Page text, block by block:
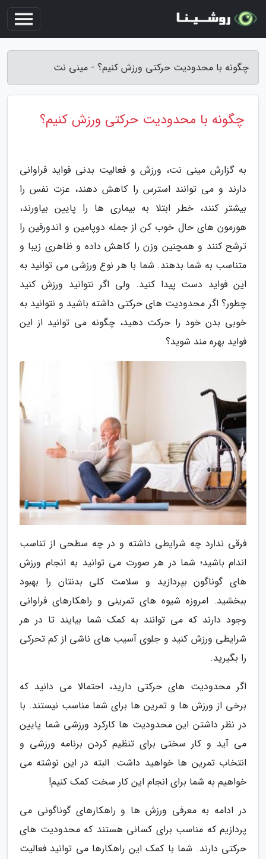
چگونه با محدودیت حرکتی ورزش کنیم؟ - مینی نت
چگونه با محدودیت حرکتی ورزش کنیم؟
به گزارش مینی نت، ورزش و فعالیت بدنی فواید فراوانی
دارند و می توانند استرس را کاهش دهند، عزت نفس را
بیشتر کنند، خطر ابتلا به بیماری ها را پایین بیاورند،
هورمون های حال خوب کن از جمله دوپامین و اندورفین را
ترشح کنند و همچنین وزن را کاهش داده و ظاهری زیبا و
متناسب به شما بدهند. شما با هر نوع ورزشی می توانید به
این فواید دست پیدا کنید. ولی اگر نتوانید ورزش کنید
چطور؟ اگر محدودیت های حرکتی داشته باشید و نتوانید به
خوبی بدن خود را حرکت دهید، چگونه می توانید از این
فواید بهره مند شوید؟
فرقی ندارد چه شرایطی داشته و در چه سطحی از تناسب
اندام باشید؛ شما در هر صورت می توانید به انجام ورزش
های گوناگون بپردازید و سلامت کلی بدنتان را بهبود
ببخشید. امروزه شیوه های تمرینی و راهکارهای فراوانی
وجود دارند که می توانند به کمک شما بیایند تا در هر
شرایطی ورزش کنید و جلوی آسیب های ناشی از کم تحرکی
را بگیرید.
اگر محدودیت های حرکتی دارید، احتمالا می دانید که
برخی از ورزش ها و تمرین ها برای شما مناسب نیستند. با
در نظر داشتن این محدودیت ها کارکرد ورزشی شما پایین
می آید و کار سختی برای تنظیم کردن برنامه ورزشی و
انتخاب تمرین ها خواهید داشت. البته در این نوشته می
خواهیم به شما برای انجام این کار سخت کمک کنیم!
در ادامه به معرفی ورزش ها و راهکارهای گوناگونی می
پردازیم که مناسب برای کسانی هستند که محدودیت های
حرکتی دارند. شما با کمک این راهکارها می توانید فعالیت